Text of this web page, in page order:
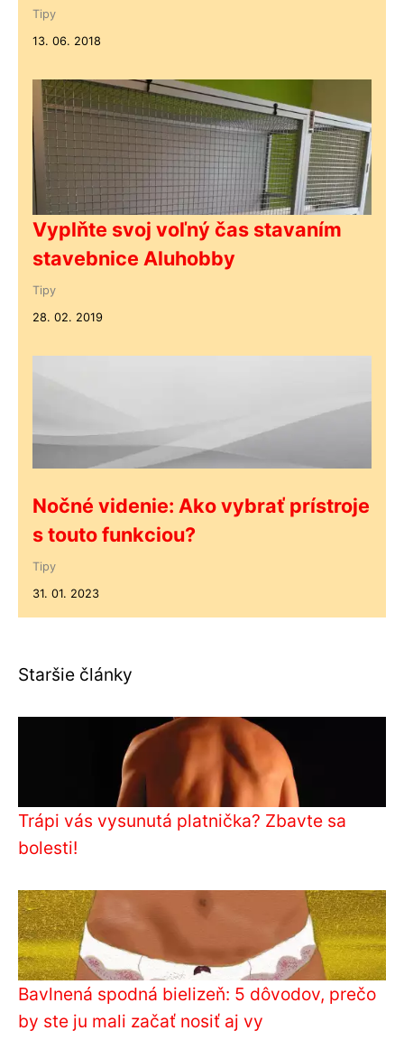
Tipy
13. 06. 2018
Vyplňte svoj voľný čas stavaním
stavebnice Aluhobby
Tipy
28. 02. 2019
Nočné videnie: Ako vybrať prístroje
s touto funkciou?
Tipy
31. 01. 2023
Staršie články
Trápi vás vysunutá platnička? Zbavte sa
bolesti!
Bavlnená spodná bielizeň: 5 dôvodov, prečo
by ste ju mali začať nosiť aj vy